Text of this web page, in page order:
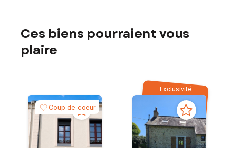
Ces biens pourraient vous
plaire
Coup de coeur
Exclusivité